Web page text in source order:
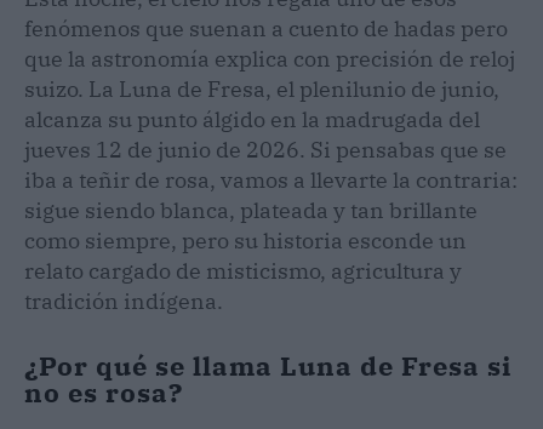
fenómenos que suenan a cuento de hadas pero
que la astronomía explica con precisión de reloj
suizo. La Luna de Fresa, el plenilunio de junio,
alcanza su punto álgido en la madrugada del
jueves 12 de junio de 2026. Si pensabas que se
iba a teñir de rosa, vamos a llevarte la contraria:
sigue siendo blanca, plateada y tan brillante
como siempre, pero su historia esconde un
relato cargado de misticismo, agricultura y
tradición indígena.
¿Por qué se llama Luna de Fresa si
no es rosa?